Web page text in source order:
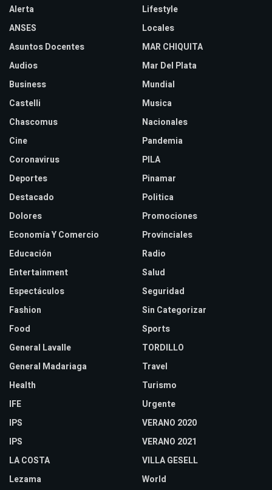
Alerta
ANSES
Asuntos Docentes
Audios
Business
Castelli
Chascomus
Cine
Coronavirus
Deportes
Destacado
Dolores
Economía Y Comercio
Educación
Entertainment
Espectáculos
Fashion
Food
General Lavalle
General Madariaga
Health
IFE
IPS
IPS
LA COSTA
Lezama
Lifestyle
Locales
MAR CHIQUITA
Mar Del Plata
Mundial
Musica
Nacionales
Pandemia
PILA
Pinamar
Politica
Promociones
Provinciales
Radio
Salud
Seguridad
Sin Categorizar
Sports
TORDILLO
Travel
Turismo
Urgente
VERANO 2020
VERANO 2021
VILLA GESELL
World